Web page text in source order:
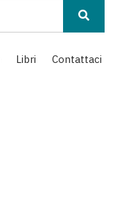
Libri Contattaci